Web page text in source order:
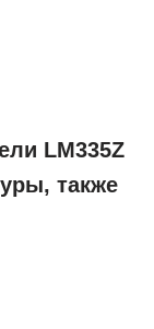
LM335Z
также